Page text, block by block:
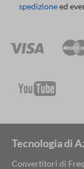
spedizioneed
Tecnologia di
Convertitori di